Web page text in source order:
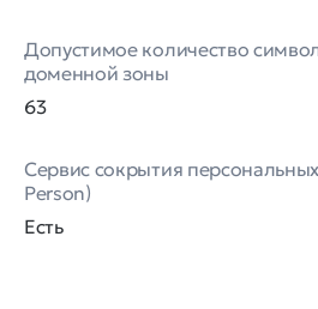
Допустимое количество
доменной зоны
63
Сервис сокрытия
Person)
Есть